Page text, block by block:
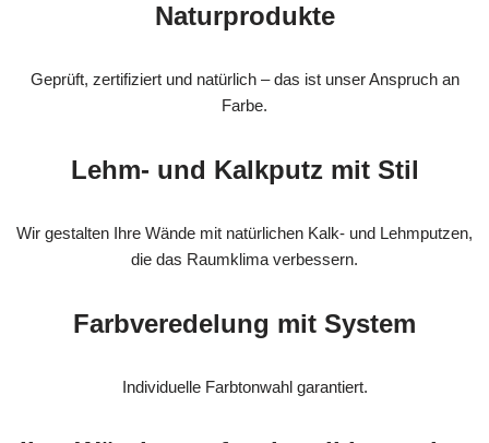
Naturprodukte
Geprüft, zertifiziert und natürlich – das ist unser Anspruch an
Farbe.
Lehm- und Kalkputz mit Stil
Wir gestalten Ihre Wände mit natürlichen Kalk- und Lehmputzen,
die das Raumklima verbessern.
Farbveredelung mit System
Individuelle Farbtonwahl garantiert.